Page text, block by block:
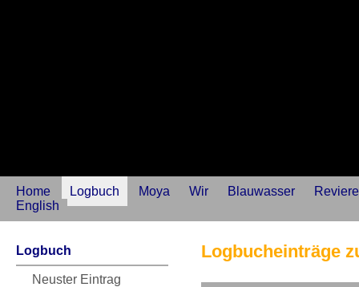
Home Logbuch Moya Wir Blauwasser
Reviere
English
Logbuch
Neuster Eintrag
Logbucheinträge